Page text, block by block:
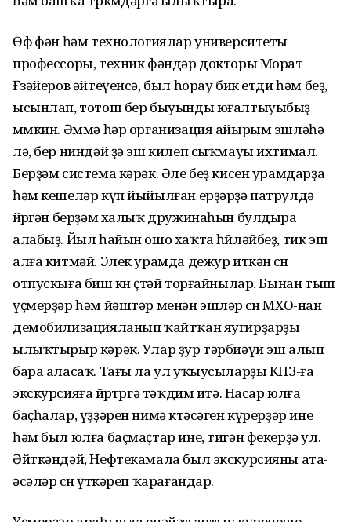
Өфө фән һәм технологиялар университеты
профессоры, техник фәндәр докторы Морат
Ғөзәйеров әйтеүенсә, был һорау бик етди һәм беҙ,
ысынлап, тотош бер быуынды юғалтыуыбыҙ
мөмкин. Әммә һәр организация айырым эшләһә
лә, бер ниндәй ҙә эш килеп сыҡмауы ихтимал.
Берҙәм система кәрәк. Әле беҙ кисен урамдарҙа
һәм кешеләр күп йыйылған ерҙәрҙә патрулдә
йөрөгән берҙәм халыҡ дружинаһын булдыра
алабыҙ. Йыл һайын ошо хаҡта һөйләйбеҙ, тик эш
алға китмәй. Элек урамда дежур иткән өсөн
отпускыға биш көн өҫтәй торғайнылар. Бынан тыш
үҫмерҙәр һәм йәштәр менән эшләр өсөн МХО-нан
демобилизацияланып ҡайтҡан яугирҙарҙы
ылыҡтырыр кәрәк. Улар ҙур тәрбиәүи эш алып
бара аласаҡ. Тағы ла ул уҡыусыларҙы КПЗ-ға
экскурсияға йөрөтөргә тәҡдим итә. Насар юлға
баҫһалар, үҙҙәрен нимә көтәсәген күрерҙәр ине
һәм был юлға баҫмаҫтар ине, тигән фекерҙә ул.
Әйткәндәй, Нефтекамала был экскурсияны ата-
әсәләр өсөн үткәреп ҡарағандар.